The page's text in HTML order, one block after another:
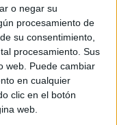
o negar su
procesamiento de
su consentimiento,
procesamiento. Sus
web. Puede cambiar
en cualquier
clic en el botón
web.
definitiva. En
que la
la PAH és
no té sentit
de
vol una